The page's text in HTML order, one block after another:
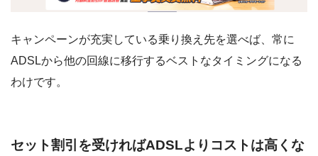
キャンペーンが充実している乗り換え先を選べば、常に
ADSLから他の回線に移行するベストなタイミングになる
わけです。
セット割引を受ければADSLよりコストは高くな